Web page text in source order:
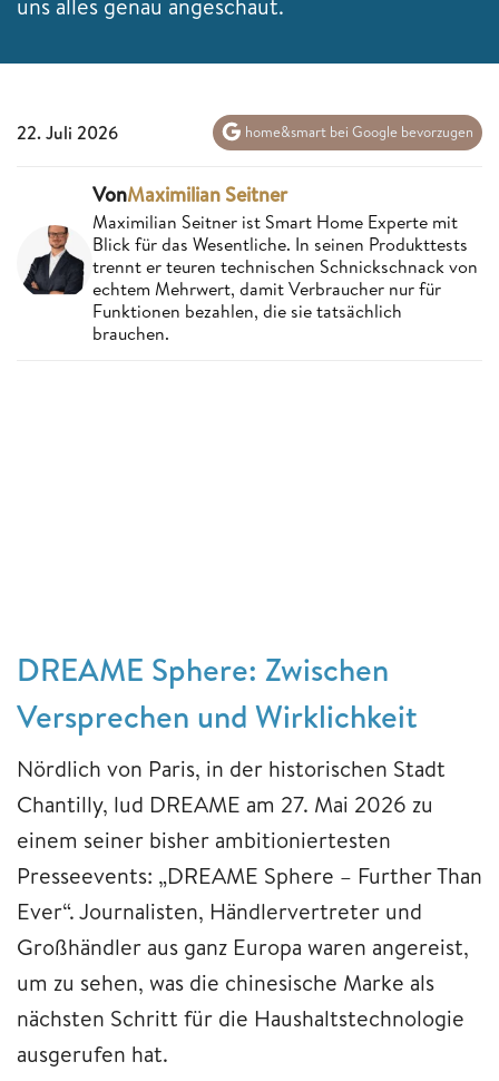
22. Juli 2026 home&smart bei Google bevorzugen
VonMaximilian Seitner
Maximilian Seitner ist Smart Home Experte mit
Blick für das Wesentliche. In seinen Produkttests
trennt er teuren technischen Schnickschnack von
echtem Mehrwert, damit Verbraucher nur für
Funktionen bezahlen, die sie tatsächlich
brauchen.
DREAME Sphere: Zwischen
Versprechen und Wirklichkeit
Nördlich von Paris, in der historischen Stadt
Chantilly, lud DREAME am 27. Mai 2026 zu
einem seiner bisher ambitioniertesten
Presseevents: „DREAME Sphere – Further Than
Ever“. Journalisten, Händlervertreter und
Großhändler aus ganz Europa waren angereist,
um zu sehen, was die chinesische Marke als
nächsten Schritt für die Haushaltstechnologie
ausgerufen hat.